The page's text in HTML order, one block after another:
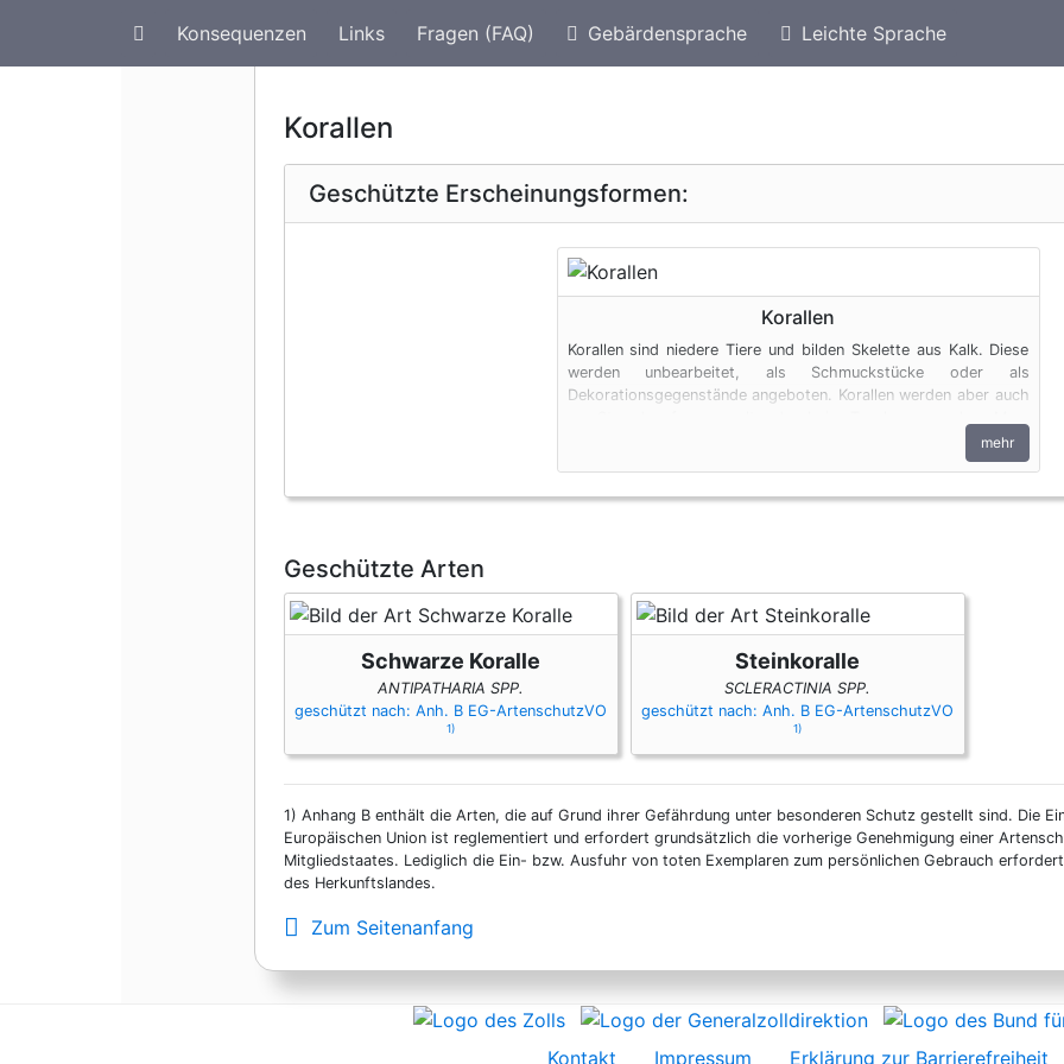
Konsequenzen Links Fragen (FAQ) Gebärdensprache Leichte Sprache
Korallen
Geschützte Erscheinungsformen:
Korallen
Korallen sind niedere Tiere und bilden Skelette aus Kalk. Diese
werden unbearbeitet, als Schmuckstücke oder als
Dekorationsgegenstände angeboten. Korallen werden aber auch
geholt. Selbst dann unterliegen sie den artenschutzrechtlichen
Bestimmungen. Unverzweigte, fingerähnliche Bruchstücke mit
mehr
Geschützte Arten
Schwarze Koralle
ANTIPATHARIA SPP.
geschützt nach: Anh. B EG-ArtenschutzVO
1)
Steinkoralle
SCLERACTINIA SPP.
geschützt nach: Anh. B EG-ArtenschutzVO
1)
1) Anhang B enthält die Arten, die auf Grund ihrer Gefährdung unter besonderen Schutz gestellt sind. Die
Europäischen Union ist reglementiert und erfordert grundsätzlich die vorherige Genehmigung einer
Mitgliedstaates. Lediglich die Ein- bzw. Ausfuhr von toten Exemplaren zum persönlichen Gebrauch
des Herkunftslandes.
Zum Seitenanfang
Kontakt Impressum Erklärung zur Barrierefreiheit